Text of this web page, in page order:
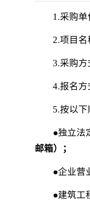
1.采购
2.项目
3.采购
4.报名
5.按以下
●独立法
邮箱）；
●企业营
●建筑工